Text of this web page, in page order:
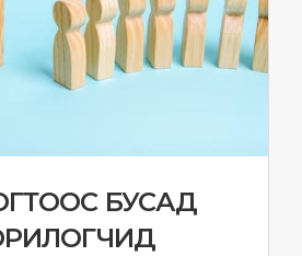
БУСАД